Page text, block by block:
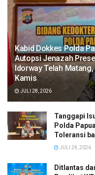
Kabid Dokkes Polda
Autopsi Jenazah
Idorway Telah
Kamis
JULI 28, 2026
Tanggapi
Polda
Toleransi
JULI 24, 2026
Ditlantas